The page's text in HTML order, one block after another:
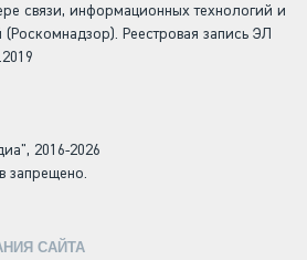
связи, информационных технологий и
Реестровая запись ЭЛ
2016-2026
запрещено.
САЙТА